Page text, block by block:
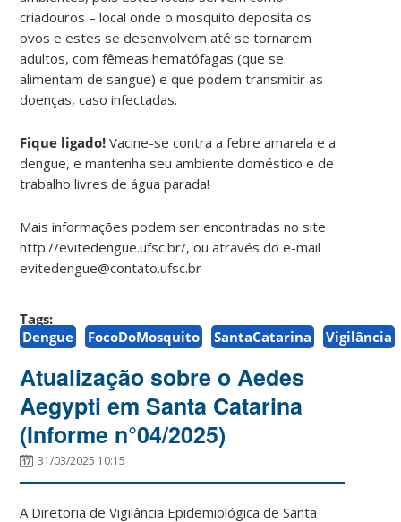
criadouros – local onde o mosquito deposita os
ovos e estes se desenvolvem até se tornarem
adultos, com fêmeas hematófagas (que se
alimentam de sangue) e que podem transmitir as
doenças, caso infectadas.
Fique ligado! Vacine-se contra a febre amarela e a
dengue, e mantenha seu ambiente doméstico e de
trabalho livres de água parada!
Mais informações podem ser encontradas no site
http://evitedengue.ufsc.br/, ou através do e-mail
evitedengue@contato.ufsc.br
Tags:
Dengue
FocoDoMosquito SantaCatarina Vigilância
Atualização sobre o Aedes
Aegypti em Santa Catarina
(Informe n°04/2025)
31/03/2025 10:15
A Diretoria de Vigilância Epidemiológica de Santa